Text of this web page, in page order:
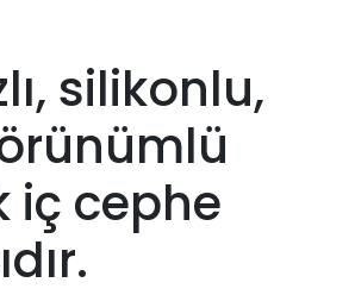
silikonlu,
iç cephe